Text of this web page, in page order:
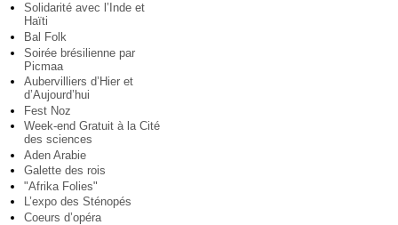
Solidarité avec l’Inde et
Haïti
Bal Folk
Soirée brésilienne par
Picmaa
Aubervilliers d’Hier et
d’Aujourd’hui
Fest Noz
Week-end Gratuit à la Cité
des sciences
Aden Arabie
Galette des rois
"Afrika Folies"
L’expo des Sténopés
Coeurs d’opéra